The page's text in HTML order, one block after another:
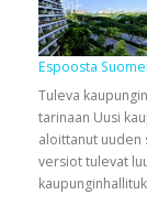
Espoosta
Tuleva
tarinaan Uusi
aloittanut uuden
versiot tulevat